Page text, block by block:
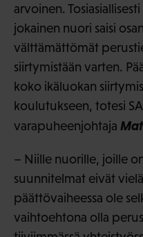
arvoinen.
jokainen nuori saisi
välttämättömät
siirtymistään varten.
koko ikäluokan
koulutukseen, totesi
varapuheenjohtaja
– Niille nuorille, joille
suunnitelmat eivät
päättövaiheessa ole
vaihtoehtona olla